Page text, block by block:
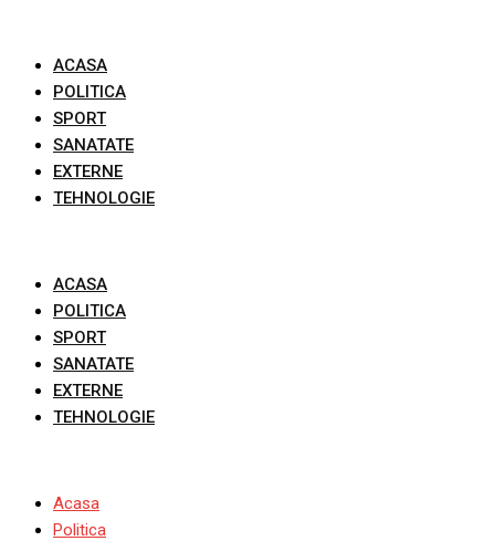
contentACASA
POLITICA
SPORT
SANATATE
EXTERNE
TEHNOLOGIE
ACASA
POLITICA
SPORT
SANATATE
EXTERNE
TEHNOLOGIE
Acasa
Politica